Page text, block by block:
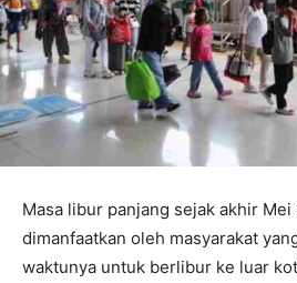
Masa libur panjang sejak akhir
dimanfaatkan oleh masyarakat
waktunya untuk berlibur ke luar